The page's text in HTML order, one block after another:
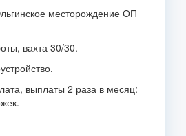
месторождение ОП
вахта 30/30.
выплаты 2 раза в месяц: